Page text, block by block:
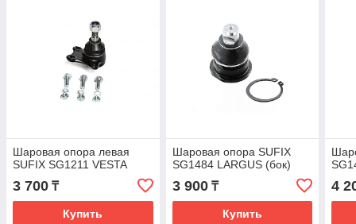
Шаровая опора левая
SUFIX SG1211 VESTA
3 700 ₸
Купить
Шаровая опора SUFIX
SG1484 LARGUS (бок)
3 900₸
Купить
4